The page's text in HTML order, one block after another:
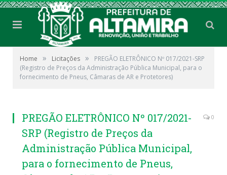
Home » Licitações »
PREGÃO ELETRÔNICO Nº 017/2021-SRP
(Registro de Preços da Administração Pública Municipal, para o
fornecimento de Pneus, Câmaras de AR e Protetores)
PREGÃO ELETRÔNICO Nº 017/2021-
SRP (Registro de Preços da
Administração Pública Municipal,
para o fornecimento de Pneus,
0